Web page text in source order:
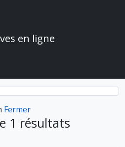
en ligne
Fermer
1 résultats